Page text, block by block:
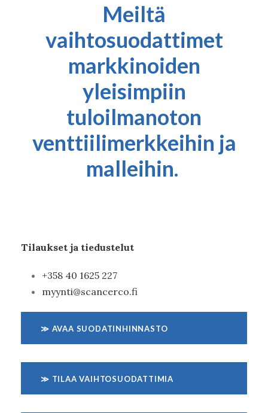
Meiltä
vaihtosuodattimet
markkinoiden
yleisimpiin
tuloilmanoton
venttiilimerkkeihin ja
malleihin.
Tilaukset ja tiedustelut
+358 40 1625 227
myynti@scancerco.fi
≫ AVAA SUODATINHINNASTO
≫ TILAA VAIHTOSUODATTIMIA